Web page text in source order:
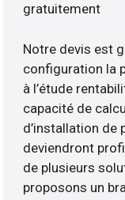
gratuitement
Notre devis est
configuration la
à l’étude
capacité de
d’installation de
deviendront
de plusieurs
proposons un